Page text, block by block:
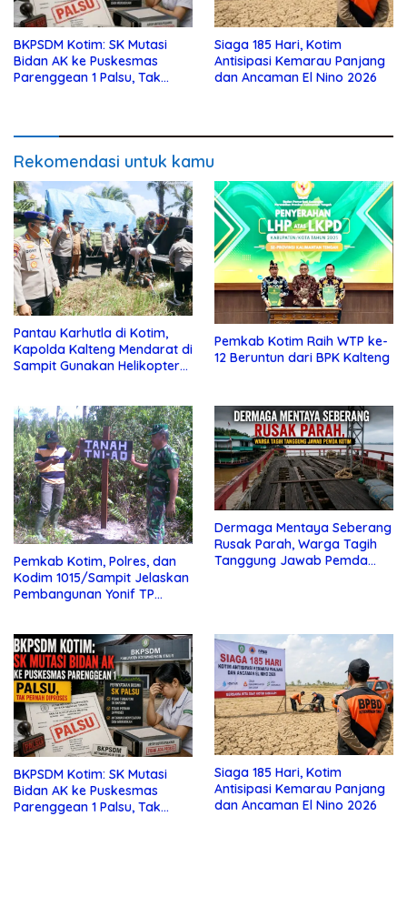
BKPSDM Kotim: SK Mutasi
Bidan AK ke Puskesmas
Parenggean 1 Palsu, Tak
Siaga 185 Hari, Kotim
Antisipasi Kemarau Panjang
dan Ancaman El Nino 2026
Rekomendasi untuk kamu
Pantau Karhutla di Kotim,
Kapolda Kalteng Mendarat di
Sampit Gunakan Helikopter
Pemkab Kotim Raih WTP ke-
12 Beruntun dari BPK Kalteng
Pemkab Kotim, Polres, dan
Kodim 1015/Sampit Jelaskan
Pembangunan Yonif TP
Dermaga Mentaya Seberang
Rusak Parah, Warga Tagih
Tanggung Jawab Pemda
BKPSDM Kotim: SK Mutasi
Bidan AK ke Puskesmas
Parenggean 1 Palsu, Tak
Siaga 185 Hari, Kotim
Antisipasi Kemarau Panjang
dan Ancaman El Nino 2026